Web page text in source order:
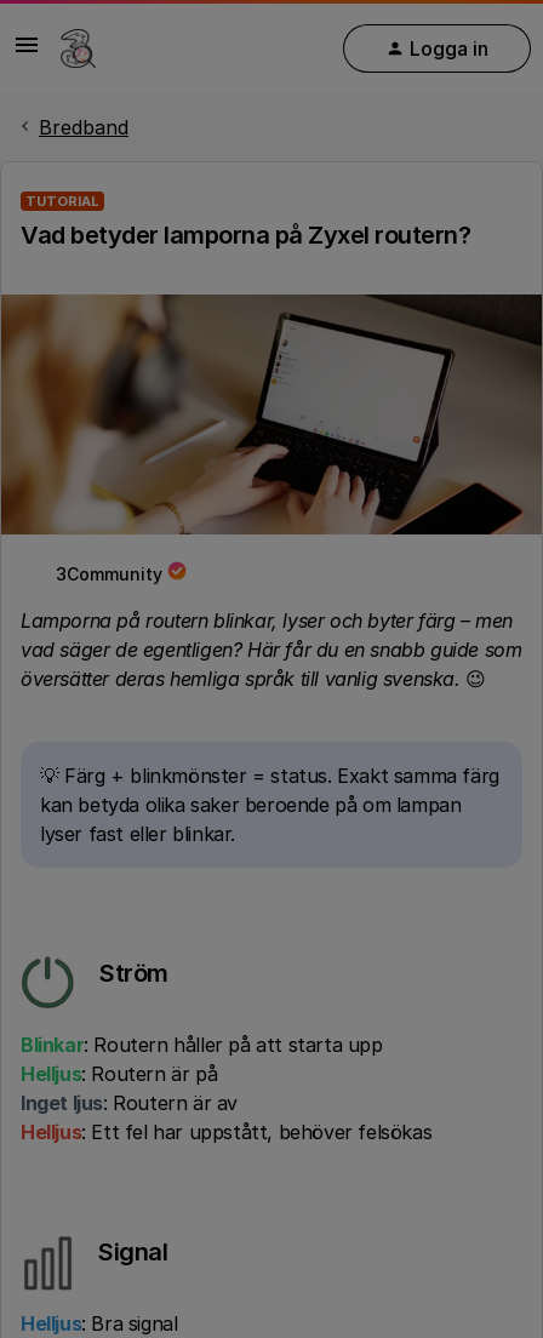
Logga in
Bredband
TUTORIAL
Vad betyder lamporna på Zyxel routern?
3Community
Lamporna på routern blinkar, lyser och byter färg – men
vad säger de egentligen? Här får du en snabb guide som
översätter deras hemliga språk till vanlig svenska. 😉
💡 Färg + blinkmönster = status. Exakt samma färg
kan betyda olika saker beroende på om lampan
lyser fast eller blinkar.
Ström
Blinkar: Routern håller på att starta upp
Helljus: Routern är på
Inget ljus: Routern är av
Helljus: Ett fel har uppstått, behöver felsökas
Signal
Helljus: Bra signal